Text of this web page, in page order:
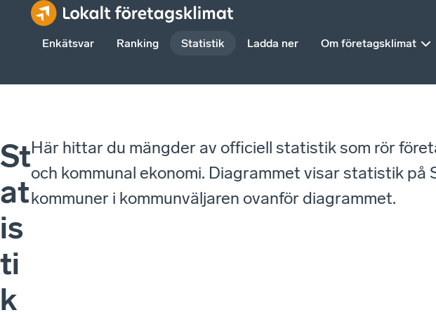
Enkätsvar Ranking Statistik Ladda ner Om företagsklimat
St
at
is
ti
k
Här hittar du mängder av officiell statistik som rör
och kommunal ekonomi. Diagrammet visar statistik
kommuner i kommunväljaren ovanför diagrammet.